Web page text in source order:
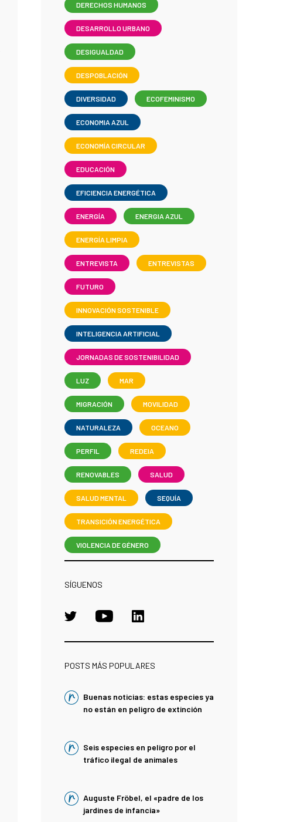
DERECHOS HUMANOS
DESARROLLO URBANO
DESIGUALDAD
DESPOBLACIÓN
DIVERSIDAD ECOFEMINISMO
ECONOMIA AZUL
ECONOMÍA CIRCULAR
EDUCACIÓN
EFICIENCIA ENERGÉTICA
ENERGÍA ENERGIA AZUL
ENERGÍA LIMPIA
ENTREVISTA ENTREVISTAS
FUTURO
INNOVACIÓN SOSTENIBLE
INTELIGENCIA ARTIFICIAL
JORNADAS DE SOSTENIBILIDAD
LUZ MAR
MIGRACIÓN MOVILIDAD
NATURALEZA OCEANO
PERFIL REDEIA
RENOVABLES SALUD
SALUD MENTAL SEQUÍA
TRANSICIÓN ENERGÉTICA
VIOLENCIA DE GÉNERO
SÍGUENOS
POSTS MÁS POPULARES
Buenas noticias: estas especies ya
no están en peligro de extinción
Seis especies en peligro por el
tráfico ilegal de animales
Auguste Fröbel, el «padre de los
jardines de infancia»